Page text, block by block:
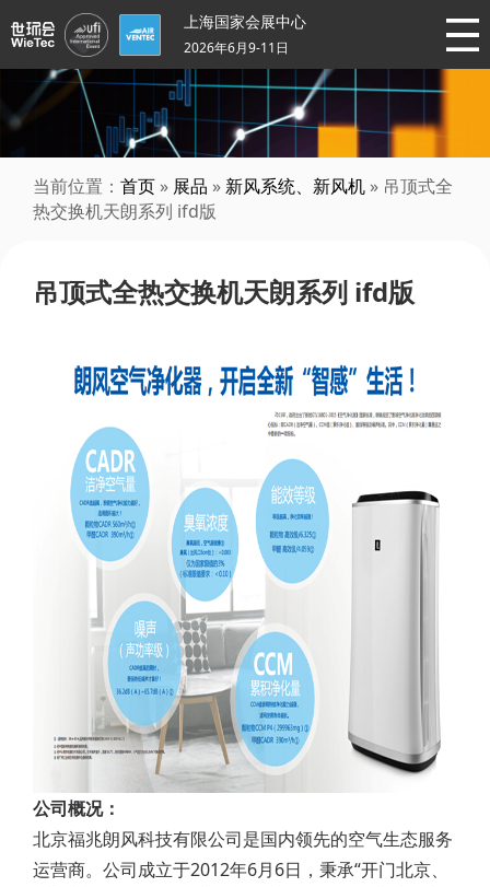
上海国家会展中心
2026年6月9-11日
当前位置： 首页 » 展品 » 新风系统、新风机 » 吊顶式全
热交换机天朗系列 ifd版
吊顶式全热交换机天朗系列 ifd版
公司概况：
北京福兆朗风科技有限公司是国内领先的空气生态服务
运营商。公司成立于2012年6月6日，秉承“开门北京、